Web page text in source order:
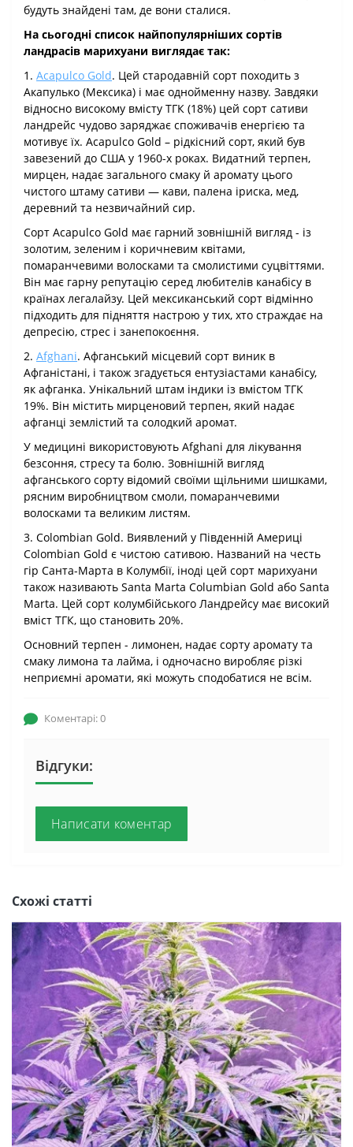
будуть знайдені там, де вони сталися.
На сьогодні список найпопулярніших сортів
ландрасів марихуани виглядає так:
1. Acapulco Gold. Цей стародавній сорт походить з
Акапулько (Мексика) і має однойменну назву. Завдяки
відносно високому вмісту ТГК (18%) цей сорт сативи
ландрейс чудово заряджає споживачів енергією та
мотивує їх. Acapulco Gold – рідкісний сорт, який був
завезений до США у 1960-х роках. Видатний терпен,
мирцен, надає загального смаку й аромату цього
чистого штаму сативи — кави, палена іриска, мед,
деревний та незвичайний сир.
Сорт Acapulco Gold має гарний зовнішній вигляд - із
золотим, зеленим і коричневим квітами,
помаранчевими волосками та смолистими суцвіттями.
Він має гарну репутацію серед любителів канабісу в
країнах легалайзу. Цей мексиканський сорт відмінно
підходить для підняття настрою у тих, хто страждає на
депресію, стрес і занепокоєння.
2. Afghani. Афганський місцевий сорт виник в
Афганістані, і також згадується ентузіастами канабісу,
як афганка. Унікальний штам індики із вмістом ТГК
19%. Він містить мирценовий терпен, який надає
афганці землістий та солодкий аромат.
У медицині використовують Afghani для лікування
безсоння, стресу та болю. Зовнішній вигляд
афганського сорту відомий своїми щільними шишками,
рясним виробництвом смоли, помаранчевими
волосками та великим листям.
3. Colombian Gold. Виявлений у Південній Америці
Colombian Gold є чистою сативою. Названий на честь
гір Санта-Марта в Колумбії, іноді цей сорт марихуани
також називають Santa Marta Columbian Gold або Santa
Marta. Цей сорт колумбійського Ландрейсу має високий
вміст ТГК, що становить 20%.
Основний терпен - лимонен, надає сорту аромату та
смаку лимона та лайма, і одночасно виробляє різкі
неприємні аромати, які можуть сподобатися не всім.
Коментарі: 0
Відгуки:
Написати коментар
Схожі статті